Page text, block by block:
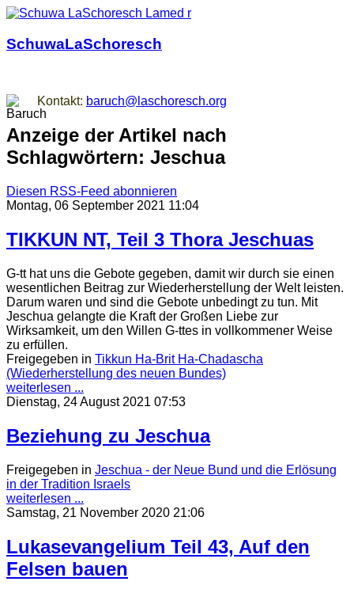
SchuwaLaSchoresch
Kontakt: baruch@laschoresch.org
Anzeige der Artikel nach
Schlagwörtern: Jeschua
Diesen RSS-Feed abonnieren
Montag, 06 September 2021 11:04
TIKKUN NT, Teil 3 Thora Jeschuas
G-tt hat uns die Gebote gegeben, damit wir durch sie einen
wesentlichen Beitrag zur Wiederherstellung der Welt leisten.
Darum waren und sind die Gebote unbedingt zu tun. Mit
Jeschua gelangte die Kraft der Großen Liebe zur
Wirksamkeit, um den Willen G-ttes in vollkommener Weise
zu erfüllen.
Freigegeben in Tikkun Ha-Brit Ha-Chadascha
(Wiederherstellung des neuen Bundes)
weiterlesen ...
Dienstag, 24 August 2021 07:53
Beziehung zu Jeschua
Freigegeben in Jeschua - der Neue Bund und die Erlösung
in der Tradition Israels
weiterlesen ...
Samstag, 21 November 2020 21:06
Lukasevangelium Teil 43, Auf den
Felsen bauen